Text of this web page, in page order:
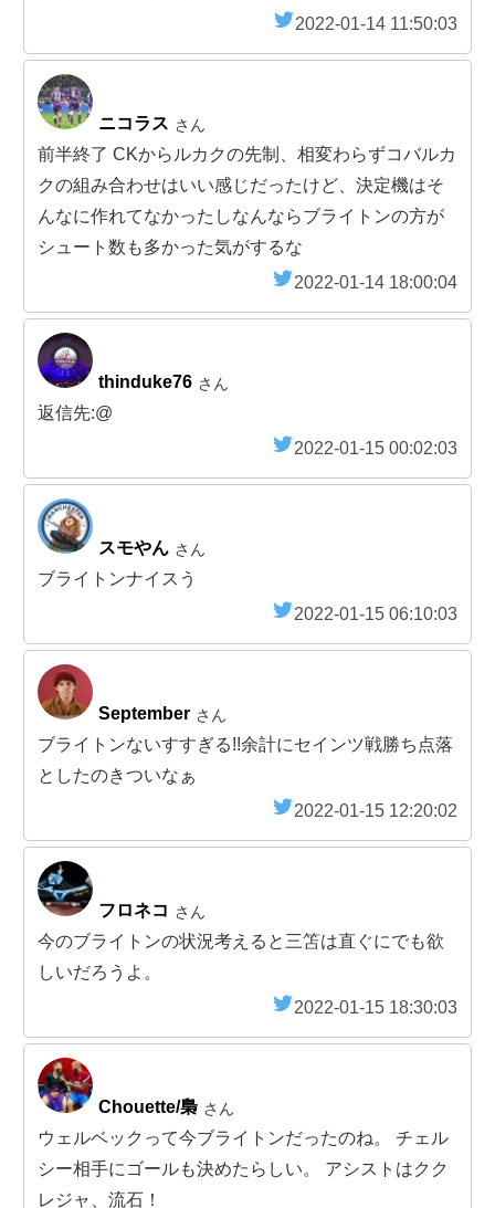
2022-01-14 11:50:03
ニコラス さん
前半終了 CKからルカクの先制、相変わらずコバルカ
クの組み合わせはいい感じだったけど、決定機はそ
んなに作れてなかったしなんならブライトンの方が
シュート数も多かった気がするな
2022-01-14 18:00:04
thinduke76 さん
返信先:@
2022-01-15 00:02:03
スモやん さん
ブライトンナイスう
2022-01-15 06:10:03
September さん
ブライトンないすすぎる!!余計にセインツ戦勝ち点落
としたのきついなぁ
2022-01-15 12:20:02
フロネコ さん
今のブライトンの状況考えると三笘は直ぐにでも欲
しいだろうよ。
2022-01-15 18:30:03
Chouette/梟 さん
ウェルベックって今ブライトンだったのね。 チェル
シー相手にゴールも決めたらしい。 アシストはクク
レジャ、流石！